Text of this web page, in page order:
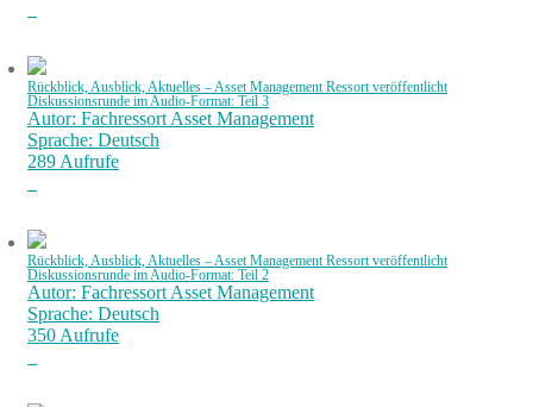
Rückblick, Ausblick, Aktuelles – Asset Management Ressort veröffentlicht
Diskussionsrunde im Audio-Format: Teil 3
Autor: Fachressort Asset Management
Sprache: Deutsch
289 Aufrufe
Rückblick, Ausblick, Aktuelles – Asset Management Ressort veröffentlicht
Diskussionsrunde im Audio-Format: Teil 2
Autor: Fachressort Asset Management
Sprache: Deutsch
350 Aufrufe